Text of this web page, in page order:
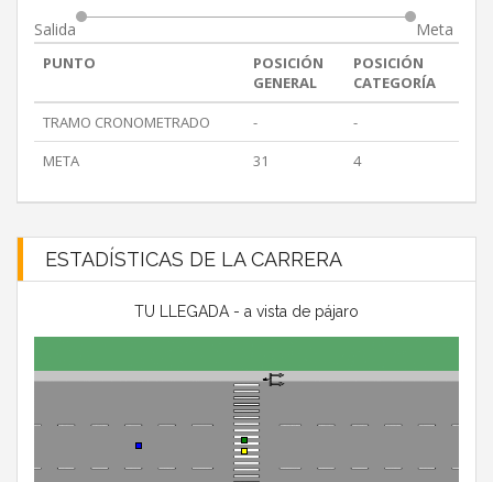
Salida Meta
PUNTO
POSICIÓN
GENERAL
POSICIÓN
CATEGORÍA
TRAMO CRONOMETRADO
-
-
META
31 4
ESTADÍSTICAS DE LA CARRERA
TU LLEGADA - a vista de pájaro